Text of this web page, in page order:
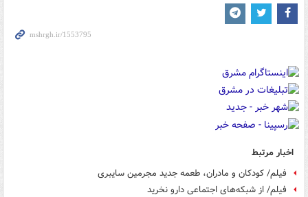
اخبار مرتبط
فیلم/ کودکان و مادران، طعمه جدید مجرمین سایبری
فیلم/ از شبکه‌های اجتماعی دارو نخرید